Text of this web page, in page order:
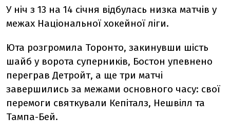
У ніч з 13 на 14 січня відбулась низка матчів у
межах Національної хокейної ліги.
Юта розгромила Торонто, закинувши шість
шайб у ворота суперників, Бостон упевнено
переграв Детройт, а ще три матчі
завершились за межами основного часу: свої
перемоги святкували Кепіталз, Нешвілл та
Тампа-Бей.